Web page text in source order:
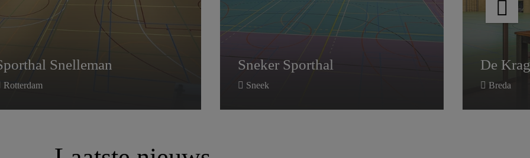
Snelleman
Rotterdam
Snelleman
Sneker Sporthal
Sneek
Sneker Sporthal
De
Breda
De